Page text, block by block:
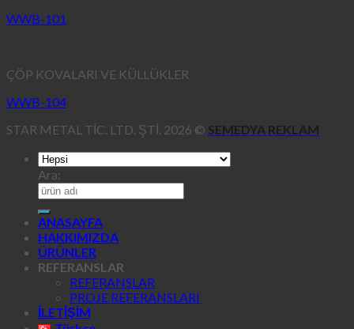
WWB-101
ÇÖP KOVALARI VE KÜLLÜKLER
WWB-104
STAR METAL TİC. LTD. ŞTİ. 2026 © SEMEDYA REKLAM
Ara:
ANASAYFA
HAKKIMIZDA
ÜRÜNLER
REFERANSLAR
REFERANSLAR
PROJE REFERANSLARI
İLETİŞİM